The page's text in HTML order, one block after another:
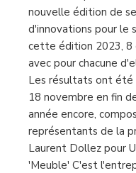
nouvelle édition de
d'innovations pour le
cette édition 2023, 8
avec pour chacune
Les résultats ont été
18 novembre en fin
année encore,
représentants de la
Laurent Dollez pour
'Meuble' C'est